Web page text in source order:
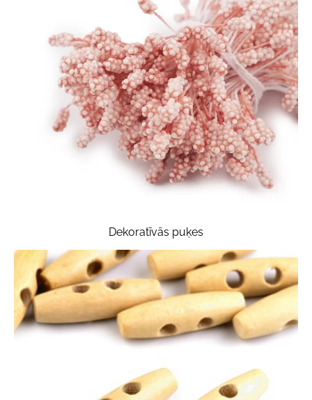
Dekoratīvās puķes